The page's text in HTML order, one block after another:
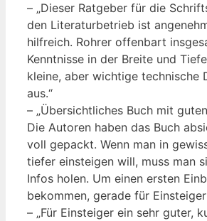
– „Dieser Ratgeber für die
den Literaturbetrieb ist
hilfreich. Rohrer offenbart
Kenntnisse in der Breite und
kleine, aber wichtige technische
aus.“
– „Übersichtliches Buch mit
Die Autoren haben das Buch
voll gepackt. Wenn man in
tiefer einsteigen will, muss man
Infos holen. Um einen ersten
bekommen, gerade für
– „Für Einsteiger ein sehr guter,